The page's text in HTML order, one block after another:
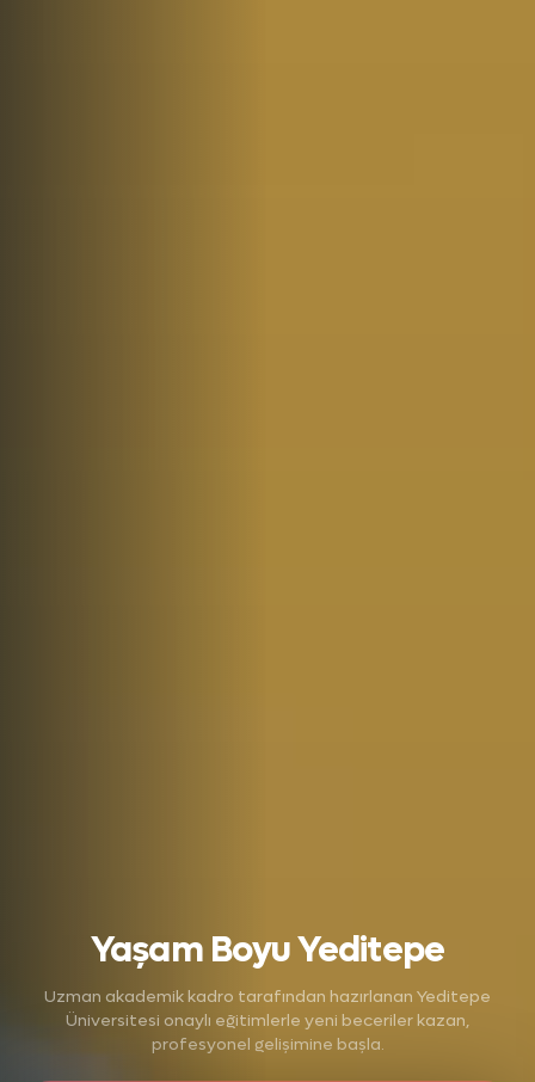
Yaşam Boyu Yeditepe
Uzman akademik kadro tarafından hazırlanan Yeditepe
Üniversitesi onaylı eğitimlerle yeni beceriler kazan,
profesyonel gelişimine başla.